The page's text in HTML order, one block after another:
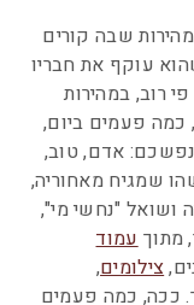
שבה קורים
עוקף את חבריו
רוב, במהירות
כמה פעמים ביום,
אדם, טוב,
שמגיח מאחוריה,
ושואל "נחשי מי",
מתוךעמוד
צילומים,
ככה, כמה פעמים